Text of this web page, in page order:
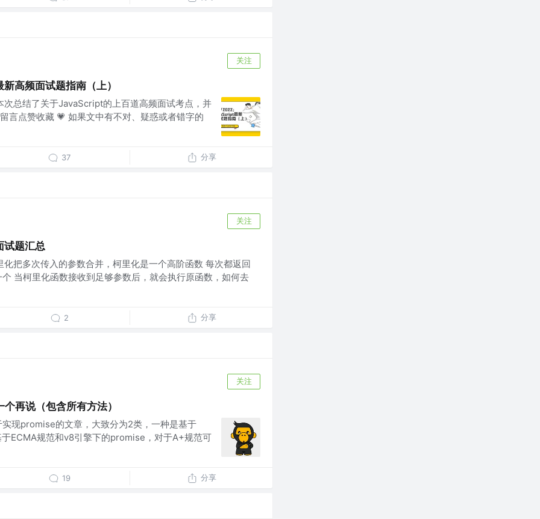
关注
高频面试题指南（上）
总结了关于JavaScript的上百道高频面试考点，并
言点赞收藏 💗 如果文中有不对、疑惑或者错字的
37 分享
关注
试题汇总
把多次传入的参数合并，柯里化是一个高阶函数 每次都返回
当柯里化函数接收到足够参数后，就会执行原函数，如何去
2 分享
关注
再说（包含所有方法）
现promise的文章，大致分为2类，一种是基于
ECMA规范和v8引擎下的promise，对于A+规范可
19 分享